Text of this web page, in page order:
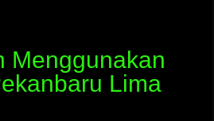
Menggunakan
Lima